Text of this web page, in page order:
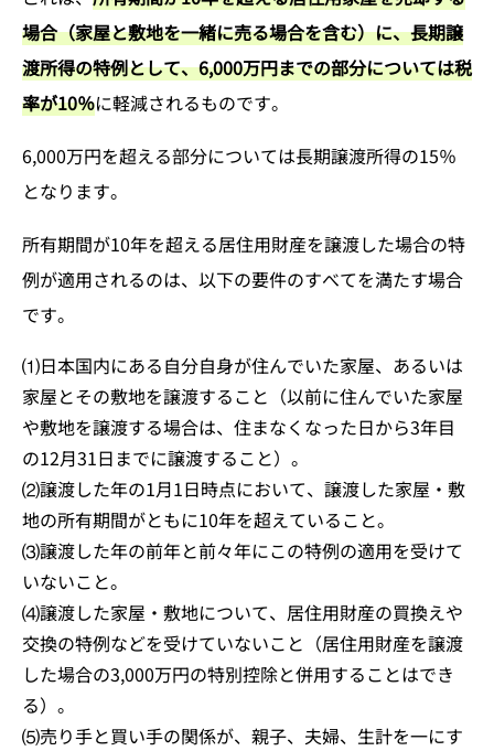
場合（家屋と敷地を一緒に売る場合を含む）に、長期譲
渡所得の特例として、6,000万円までの部分については税
率が10％に軽減されるものです。
6,000万円を超える部分については長期譲渡所得の15％
となります。
所有期間が10年を超える居住用財産を譲渡した場合の特
例が適用されるのは、以下の要件のすべてを満たす場合
です。
⑴日本国内にある自分自身が住んでいた家屋、あるいは
家屋とその敷地を譲渡すること（以前に住んでいた家屋
や敷地を譲渡する場合は、住まなくなった日から3年目
の12月31日までに譲渡すること）。
⑵譲渡した年の1月1日時点において、譲渡した家屋・敷
地の所有期間がともに10年を超えていること。
⑶譲渡した年の前年と前々年にこの特例の適用を受けて
いないこと。
⑷譲渡した家屋・敷地について、居住用財産の買換えや
交換の特例などを受けていないこと（居住用財産を譲渡
した場合の3,000万円の特別控除と併用することはでき
る）。
⑸売り手と買い手の関係が、親子、夫婦、生計を一にす